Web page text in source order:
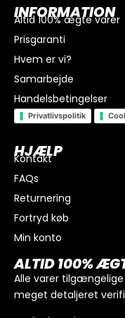
I alt
Køb for300kr.
INFORMATION
Altid 100% ægte varer
Prisgaranti
Hvem er vi?
Samarbejde
Handelsbetingelser
Privatlivspolitik
HJÆLP
Kontakt
FAQs
Returnering
Fortryd køb
Min konto
ALTID 100%
Alle varer
meget detaljeret